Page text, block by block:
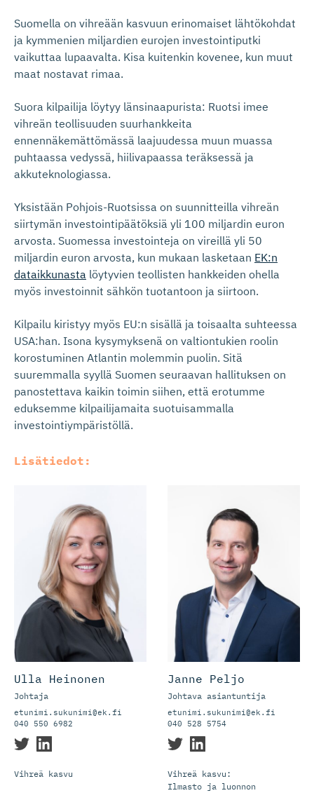
Suomella on vihreään kasvuun erinomaiset lähtökohdat
ja kymmenien miljardien eurojen investointiputki
vaikuttaa lupaavalta. Kisa kuitenkin kovenee, kun muut
maat nostavat rimaa.
Suora kilpailija löytyy länsinaapurista: Ruotsi imee
vihreän teollisuuden suurhankkeita
ennennäkemättömässä laajuudessa muun muassa
puhtaassa vedyssä, hiilivapaassa teräksessä ja
akkuteknologiassa.
Yksistään Pohjois-Ruotsissa on suunnitteilla vihreän
siirtymän investointipäätöksiä yli 100 miljardin euron
arvosta. Suomessa investointeja on vireillä yli 50
miljardin euron arvosta, kun mukaan lasketaan EK:n
dataikkunasta löytyvien teollisten hankkeiden ohella
myös investoinnit sähkön tuotantoon ja siirtoon.
Kilpailu kiristyy myös EU:n sisällä ja toisaalta suhteessa
USA:han. Isona kysymyksenä on valtiontukien roolin
korostuminen Atlantin molemmin puolin. Sitä
suuremmalla syyllä Suomen seuraavan hallituksen on
panostettava kaikin toimin siihen, että erotumme
eduksemme kilpailijamaita suotuisammalla
investointiympäristöllä.
Lisätiedot:
Ulla Heinonen
Johtaja
etunimi.sukunimi@ek.fi
040 550 6982
Vihreä kasvu
Janne Peljo
Johtava asiantuntija
etunimi.sukunimi@ek.fi
040 528 5754
Vihreä kasvu:
Ilmasto ja luonnon